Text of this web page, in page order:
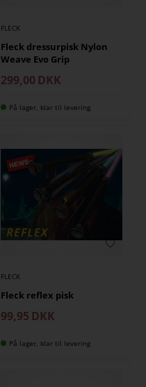
FLECK
Fleck dressurpisk Nylon
Weave Evo Grip
299,00 DKK
På lager, klar til levering
FLECK
Fleck reflex pisk
99,95 DKK
På lager, klar til levering